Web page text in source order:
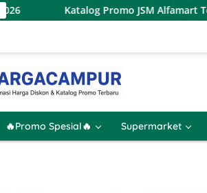
Katalog Promo JSM Alfamart
🔥Promo Spesial🔥 Supermarket